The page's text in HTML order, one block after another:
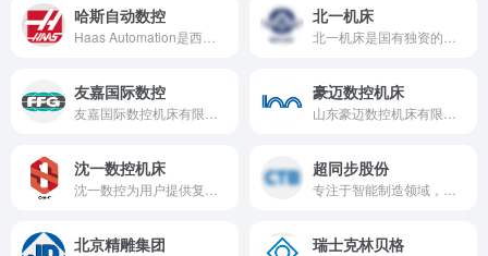
哈斯自动数控 北一机床
友嘉国际数控 豪迈数控机床
沈一数控机床 超同步股份
北京精雕集团 瑞士克林贝格